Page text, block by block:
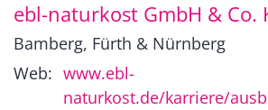
ebl-naturkost GmbH & Co.
Bamberg, Fürth & Nürnberg
Web: www.ebl-
naturkost.de/karriere/